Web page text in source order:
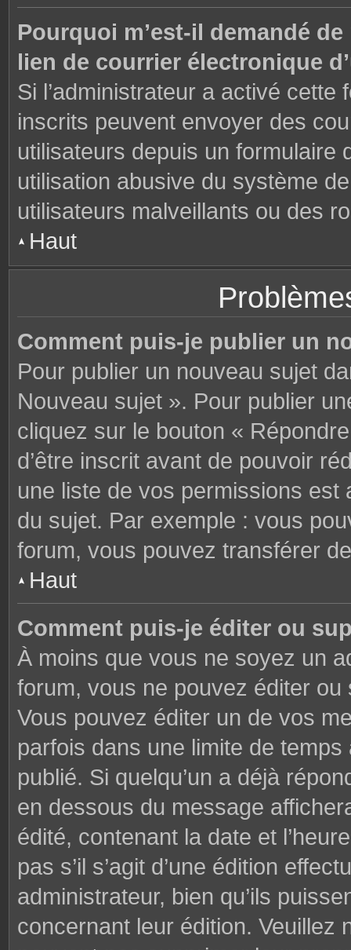
Pourquoi m’est-il demandé
lien de courrier électronique
Si l’administrateur a activé
inscrits peuvent envoyer des
utilisateurs depuis un formulaire
utilisation abusive du système
utilisateurs malveillants ou des
Haut
Comment puis-je publier un
Pour publier un nouveau sujet
Nouveau sujet ». Pour publier
cliquez sur le bouton «
d’être inscrit avant de pouvoir
une liste de vos permissions est
du sujet. Par exemple : vous
forum, vous pouvez transférer
Haut
Comment puis-je éditer ou
À moins que vous ne soyez un
forum, vous ne pouvez éditer
Vous pouvez éditer un de vos
parfois dans une limite de
publié. Si quelqu’un a déjà
en dessous du message
édité, contenant la date et
pas s’il s’agit d’une édition
administrateur, bien qu’ils
concernant leur édition. Veuillez